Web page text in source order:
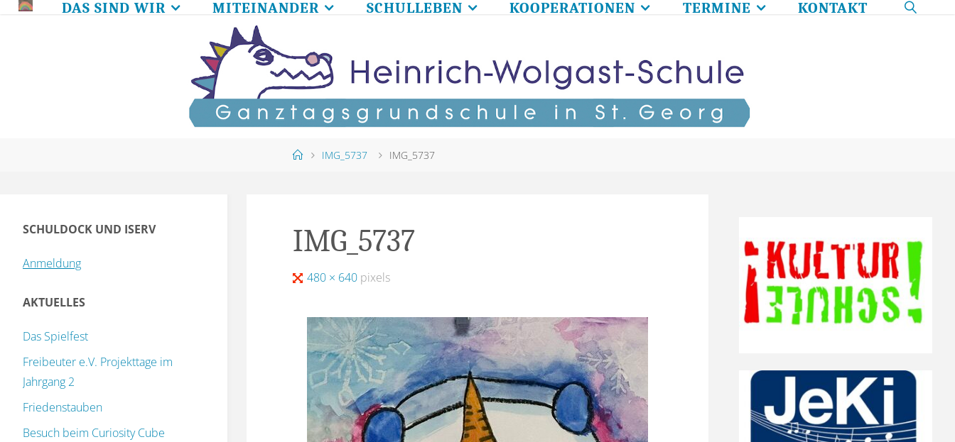
Skip
DAS SIND WIR MITEINANDER SCHULLEBEN KOOPERATIONEN TERMINE KONTAKT
HomeIMG_5737 IMG_5737
IMG_5737
Full480 × 640 pixels
SCHULDOCK UND ISERV
Anmeldung
AKTUELLES
Das Spielfest
Freibeuter e.V. Projekttage im
Jahrgang 2
Friedenstauben
Besuch beim Curiosity Cube